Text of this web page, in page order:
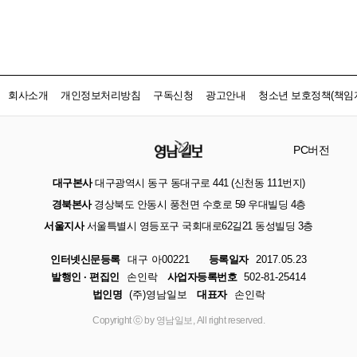
회사소개 개인정보처리방침 구독신청 광고안내 청소년 보호정책(책임
PC버전
대구본사대구광역시 동구 동대구로 441 (신천동 111번지)
경북본사경상북도 안동시 풍천면 수호로 59 우대빌딩 4층
서울지사서울특별시 영등포구 국회대로62길21 동성빌딩 3층
인터넷신문등록 대구 아00221 등록일자
2017.05.23
발행인 · 편집인
손인락 사업자등록번호 502-81-25414
법인명 (주)영남일보 대표자 손인락
Copyright ⓒ by 영남일보, All right reserved.